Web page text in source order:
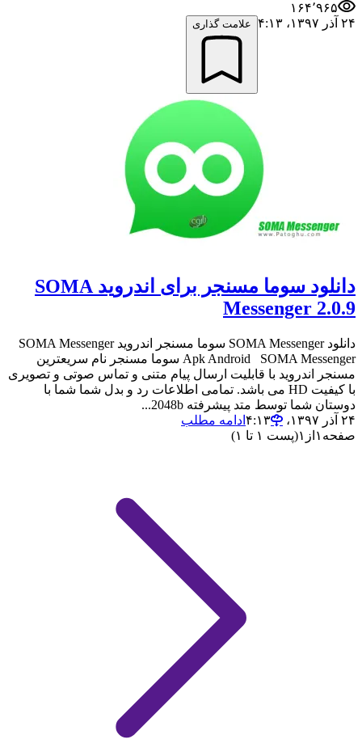
۱۶۴٬۹۶۵
۲۴ آذر ۱۳۹۷،‏ ۴:۱۳
علامت گذاری
دانلود سوما مسنجر برای اندروید SOMA
Messenger 2.0.9
دانلود SOMA Messenger سوما مسنجر اندروید SOMA Messenger
Apk Android SOMA Messenger سوما مسنجر نام سریعترین
مسنجر اندروید با قابلیت ارسال پیام متنی و تماس صوتی و تصویری
با کیفیت HD می باشد. تمامی اطلاعات رد و بدل شما شما با
دوستان شما توسط متد پیشرفته 2048­b...
۲۴ آذر ۱۳۹۷،‏ ۴:۱۳
ادامه مطلب
صفحه ۱ از ۱(پست ۱ تا ۱)